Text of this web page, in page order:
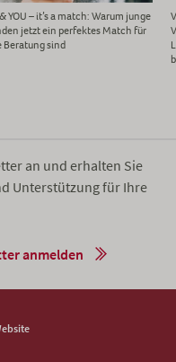
YOU – it’s a match: Warum junge
jetzt ein perfektes Match für
Beratung sind
an und erhalten Sie
Unterstützung für Ihre
anmelden